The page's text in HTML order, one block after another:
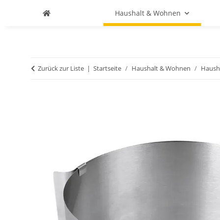
Haushalt & Wohnen
Zurück zur Liste Startseite Haushalt & Wohnen